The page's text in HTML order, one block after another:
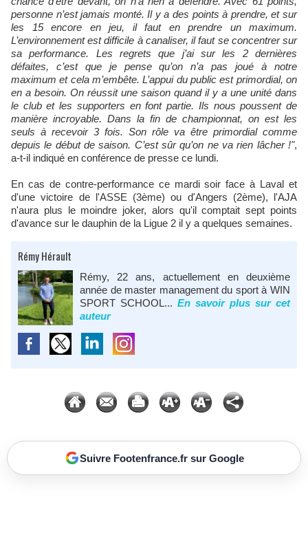
personne n’est jamais monté. Il y a des points à prendre, et sur
les 15 encore en jeu, il faut en prendre un maximum.
L’environnement est difficile à canaliser, il faut se concentrer sur
sa performance. Les regrets que j’ai sur les 2 dernières
défaites, c’est que je pense qu’on n’a pas joué à notre
maximum et cela m’embête. L’appui du public est primordial, on
en a besoin. On réussit une saison quand il y a une unité dans
le club et les supporters en font partie. Ils nous poussent de
manière incroyable. Dans la fin de championnat, on est les
seuls à recevoir 3 fois. Son rôle va être primordial comme
depuis le début de saison. C’est sûr qu’on ne va rien lâcher !",
a-t-il indiqué en conférence de presse ce lundi.
En cas de contre-performance ce mardi soir face à Laval et
d'une victoire de l'ASSE (3ème) ou d'Angers (2ème), l'AJA
n'aura plus le moindre joker, alors qu'il comptait sept points
d'avance sur le dauphin de la Ligue 2 il y a quelques semaines.
Rémy Hérault
Rémy, 22 ans, actuellement en deuxième
année de master management du sport à WIN
SPORT SCHOOL... En savoir plus sur cet
auteur
Suivre Footenfrance.fr sur Google